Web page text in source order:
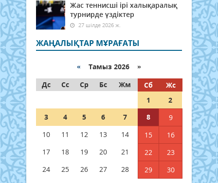
Жас теннисші ірі халықаралық
турнирде үздіктер
27 шілде 2026 ж.
ЖАҢАЛЫҚТАР МҰРАҒАТЫ
« Тамыз 2026 »
Дс
Сс Ср Бс Жм Сб
Жс
1
2
3
4 5 6 7 8
9
10
11 12 13 14 15
16
17
18 19 20 21 22
23
24
25 26 27 28 29
30